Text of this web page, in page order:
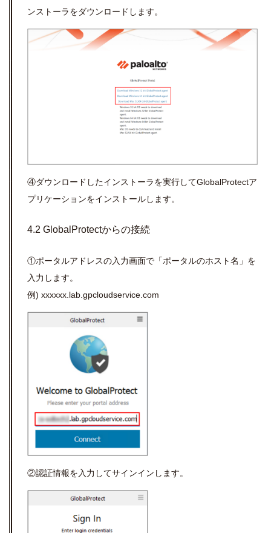
ンストーラをダウンロードします。
④ダウンロードしたインストーラを実行してGlobalProtectア
プリケーションをインストールします。
4.2 GlobalProtectからの接続
①ポータルアドレスの入力画面で「ポータルのホスト名」を
入力します。
例) xxxxxx.lab.gpcloudservice.com
②認証情報を入力してサインインします。